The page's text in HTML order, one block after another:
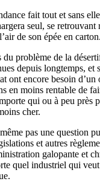
fait tout et sans
seul, se
de son épée en carton.
du problème de la
depuis longtemps, et
ont encore besoin
en moins rentable de
qui ou à peu près
cher.
pas une question
et autres
galopante et
quel industriel qui